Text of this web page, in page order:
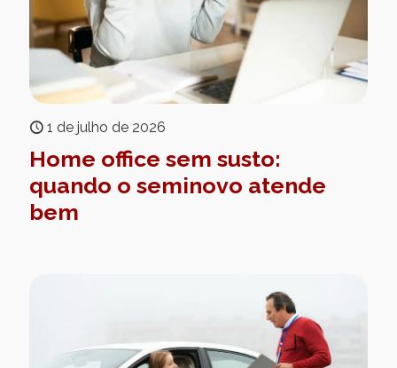
1 de julho de 2026
Home office sem susto:
quando o seminovo atende
bem